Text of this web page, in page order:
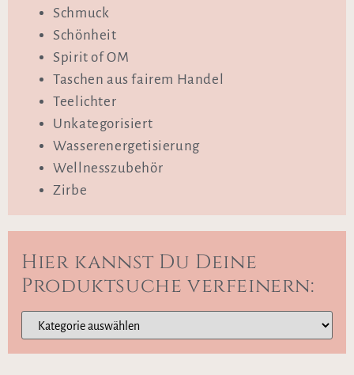
Schmuck
Schönheit
Spirit of OM
Taschen aus fairem Handel
Teelichter
Unkategorisiert
Wasserenergetisierung
Wellnesszubehör
Zirbe
Hier kannst Du Deine
Produktsuche verfeinern: